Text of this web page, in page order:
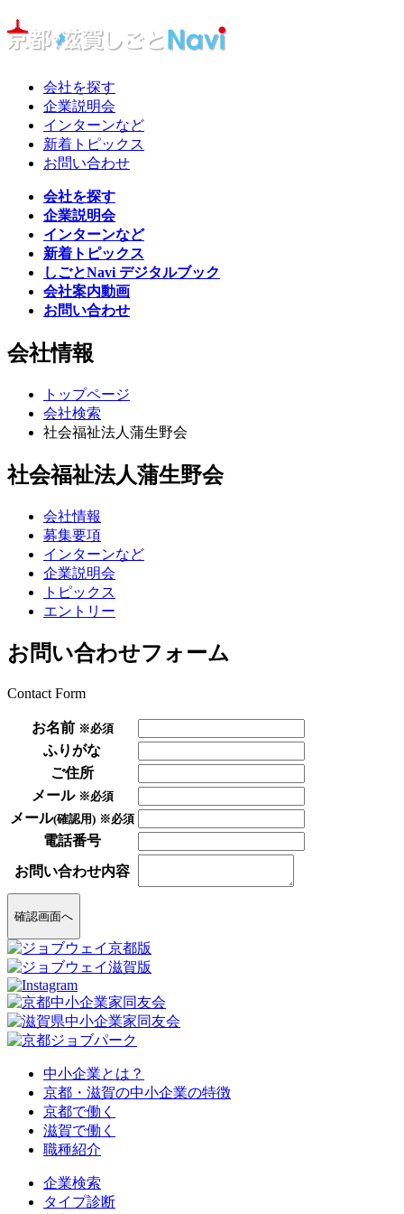
会社を探す
企業説明会
インターンなど
新着トピックス
お問い合わせ
会社を探す
企業説明会
インターンなど
新着トピックス
しごとNavi デジタルブック
会社案内動画
お問い合わせ
会社情報
トップページ
会社検索
社会福祉法人蒲生野会
社会福祉法人蒲生野会
会社情報
募集要項
インターンなど
企業説明会
トピックス
エントリー
お問い合わせフォーム
Contact Form
お名前 ※必須
ふりがな
ご住所
メール ※必須
メール(確認用) ※必須
電話番号
お問い合わせ内容
確認画面へ
中小企業とは？
京都・滋賀の中小企業の特徴
京都で働く
滋賀で働く
職種紹介
企業検索
タイプ診断